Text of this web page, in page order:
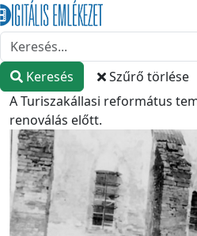
Keresés
Szűrő törlése
A Turiszakállasi református
renoválás előtt.